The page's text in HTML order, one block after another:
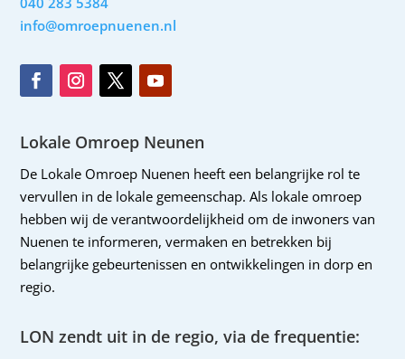
info@omroepnuenen.nl
Lokale Omroep Neunen
De Lokale Omroep Nuenen heeft een belangrijke rol te
vervullen in de lokale gemeenschap. Als lokale omroep
hebben wij de verantwoordelijkheid om de inwoners van
Nuenen te informeren, vermaken en betrekken bij
belangrijke gebeurtenissen en ontwikkelingen in dorp en
regio.
LON zendt uit in de regio, via de frequentie: